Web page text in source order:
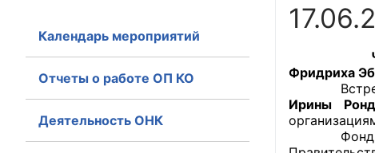
Члены
Фридриха
Встреча,
Ирины
Фонд им.
Календарь мероприятий
Отчеты о работе ОП КО
Деятельность ОНК